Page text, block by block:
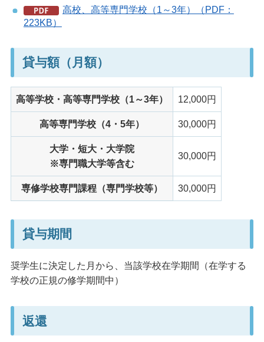
高校、高等専門学校（1～3年）（PDF：
223KB）
貸与額（月額）
高等学校・高等専門学校（1～3年） 12,000円
高等専門学校（4・5年） 30,000円
大学・短大・大学院
※専門職大学等含む
30,000円
専修学校専門課程（専門学校等） 30,000円
貸与期間
奨学生に決定した月から、当該学校在学期間（在学する
学校の正規の修学期間中）
返還